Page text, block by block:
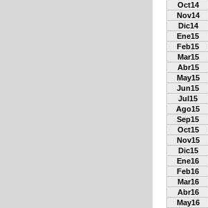
Oct14
Nov14
Dic14
Ene15
Feb15
Mar15
Abr15
May15
Jun15
Jul15
Ago15
Sep15
Oct15
Nov15
Dic15
Ene16
Feb16
Mar16
Abr16
May16